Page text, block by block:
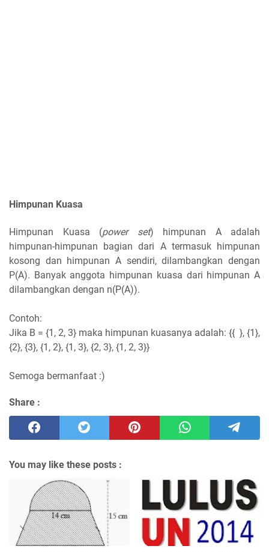
Himpunan Kuasa
Himpunan Kuasa (power set) himpunan A adalah
himpunan-himpunan bagian dari A termasuk himpunan
kosong dan himpunan A sendiri, dilambangkan dengan
P(A). Banyak anggota himpunan kuasa dari himpunan A
dilambangkan dengan n(P(A)).
Contoh:
Jika B = {1, 2, 3} maka himpunan kuasanya adalah: {{ }, {1},
{2}, {3}, {1, 2}, {1, 3}, {2, 3}, {1, 2, 3}}
Semoga bermanfaat :)
Share :
You may like these posts :